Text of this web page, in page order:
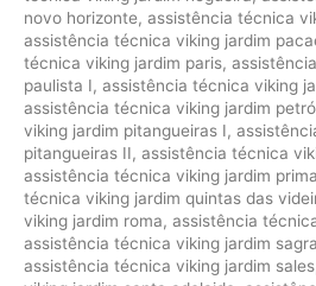
novo horizonte, assistência técnica
assistência técnica viking jardim
técnica viking jardim paris,
paulista I, assistência técnica viking
assistência técnica viking jardim
viking jardim pitangueiras I,
pitangueiras II, assistência técnica
assistência técnica viking jardim
técnica viking jardim quintas das
viking jardim roma, assistência
assistência técnica viking jardim
assistência técnica viking jardim sales